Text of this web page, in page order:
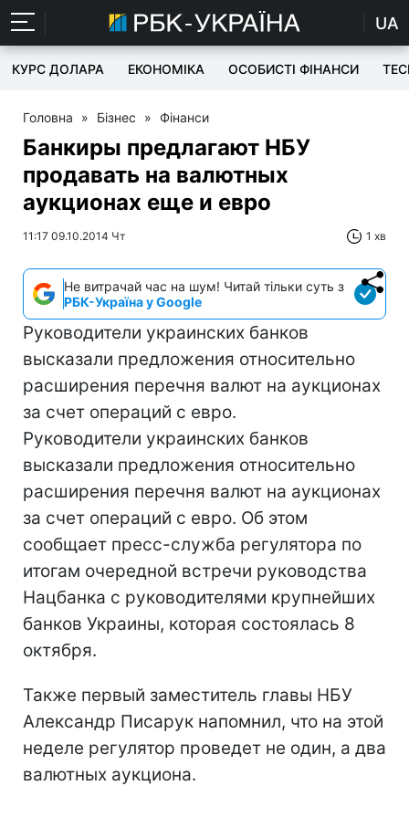
UA
КУРС ДОЛАРА ЕКОНОМІКА ОСОБИСТІ ФІНАНСИ
Головна » Бізнес » Фінанси
Банкиры предлагают НБУ
продавать на валютных
аукционах еще и евро
11:17 09.10.2014 Чт 1 хв
Не витрачай час на шум! Читай тільки суть з
РБК-Україна у Google
Руководители украинских банков
высказали предложения относительно
расширения перечня валют на аукционах
за счет операций с евро.
Руководители украинских банков
высказали предложения относительно
расширения перечня валют на аукционах
за счет операций с евро. Об этом
сообщает пресс-служба регулятора по
итогам очередной встречи руководства
Нацбанка с руководителями крупнейших
банков Украины, которая состоялась 8
октября.
Также первый заместитель главы НБУ
Александр Писарук напомнил, что на этой
неделе регулятор проведет не один, а два
валютных аукциона.